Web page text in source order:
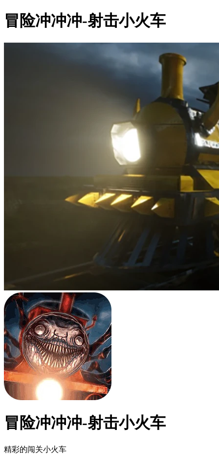
冒险冲冲冲-射击小火车
冒险冲冲冲-射击小火车
精彩的闯关小火车